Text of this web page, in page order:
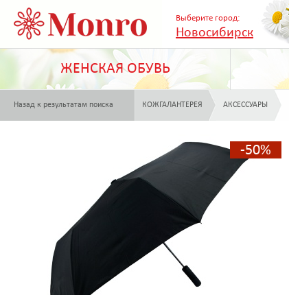
Выберите город:
Новосибирск
ЖЕНСКАЯ ОБУВЬ
Назад к результатам поиска КОЖГАЛАНТЕРЕЯ АКСЕССУАРЫ
-50%